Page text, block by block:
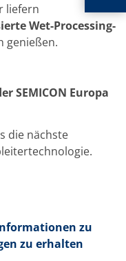
liefern
Wet-Processing-
genießen.
SEMICON Europa
die nächste
zu
zu erhalten